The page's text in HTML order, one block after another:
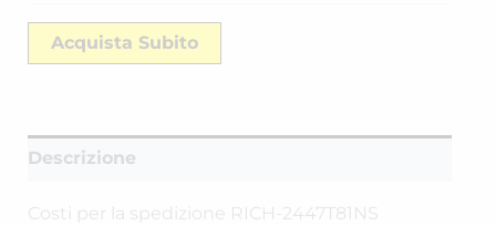
Acquista Subito
Descrizione
Costi per la spedizione RICH-2447T81NS